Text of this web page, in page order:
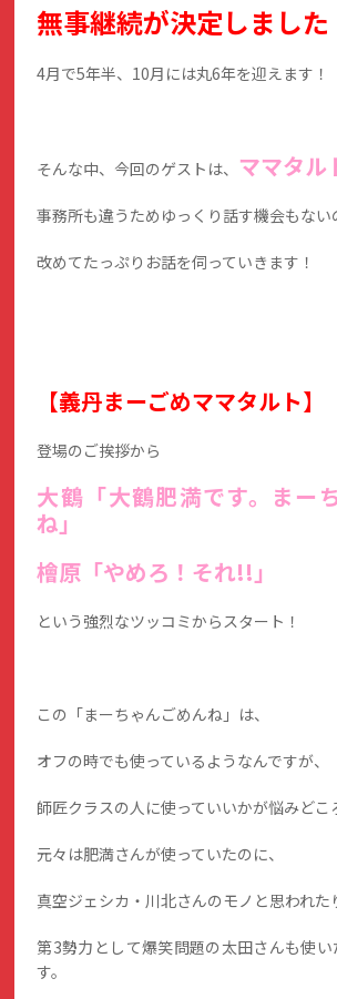
無事継続が決定しました
4月で5年半、10月には丸6年を迎えます！
そんな中、今回のゲストは、 ママタ
事務所も違うためゆっくり話す機会もない
改めてたっぷりお話を伺っていきます！
【義丹まーごめママタルト】
登場のご挨拶から
大鶴「大鶴肥満です。まー
ね」
檜原「やめろ！それ!!」
という強烈なツッコミからスタート！
この「まーちゃんごめんね」は、
オフの時でも使っているようなんですが、
師匠クラスの人に使っていいかが悩みどこ
元々は肥満さんが使っていたのに、
真空ジェシカ・川北さんのモノと思われた
第3勢力として爆笑問題の太田さんも使
す。